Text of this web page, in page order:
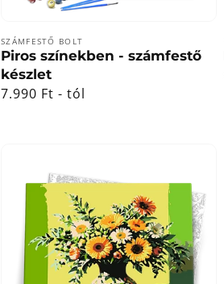
Forgalmazó:
SZÁMFESTŐ BOLT
Piros színekben - számfestő
készlet
Normál
7.990 Ft - tól